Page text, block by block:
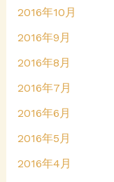
2016年10月
2016年9月
2016年8月
2016年7月
2016年6月
2016年5月
2016年4月